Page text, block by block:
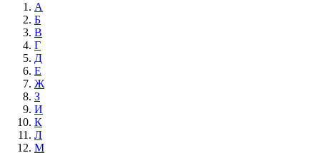
А
Б
В
Г
Д
Е
Ж
З
И
К
Л
М